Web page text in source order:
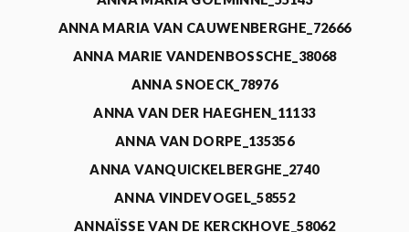
ANNA MARIA VAN CAUWENBERGHE_72666
ANNA MARIE VANDENBOSSCHE_38068
ANNA SNOECK_78976
ANNA VAN DER HAEGHEN_11133
ANNA VAN DORPE_135356
ANNA VANQUICKELBERGHE_2740
ANNA VINDEVOGEL_58552
ANNAÏSSE VAN DE KERCKHOVE_58062